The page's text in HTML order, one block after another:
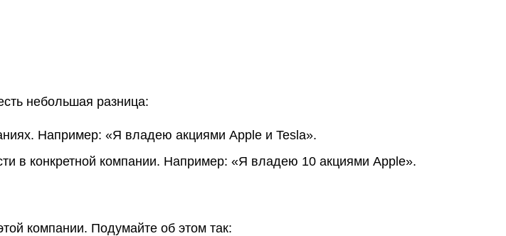
небольшая разница:
Например: «Я владею акциями Apple и Tesla».
в конкретной компании. Например: «Я владею 10 акциями Apple».
компании. Подумайте об этом так: